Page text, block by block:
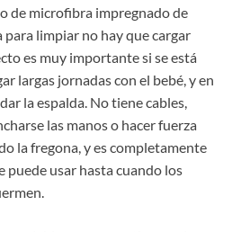
de microfibra impregnado de
para limpiar no hay que cargar
es muy importante si se está
largas jornadas con el bebé, y en
la espalda. No tiene cables,
las manos o hacer fuerza
la fregona, y es completamente
puede usar hasta cuando los